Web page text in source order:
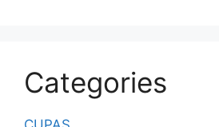
Categories